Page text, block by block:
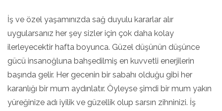
İş ve özel yaşamınızda sağ duyulu kararlar alır
uygularsanız her şey sizler için çok daha kolay
ilerleyecektir hafta boyunca. Güzel düşünün düşünce
gücü insanoğluna bahşedilmiş en kuvvetli enerjilerin
başında gelir. Her gecenin bir sabahı olduğu gibi her
karanlığı bir mum aydınlatır. Öyleyse şimdi bir mum yakın
yüreğinize adı iyilik ve güzellik olup sarsın zihninizi. İş